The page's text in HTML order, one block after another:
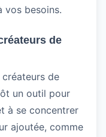
vos besoins.
de
de
un outil pour
à se concentrer
ajoutée, comme